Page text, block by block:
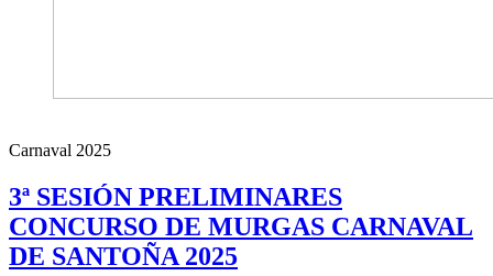
Carnaval 2025
3ª SESIÓN PRELIMINARES
CONCURSO DE MURGAS CARNAVAL
DE SANTOÑA 2025